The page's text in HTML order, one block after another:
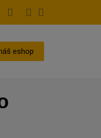
eshop